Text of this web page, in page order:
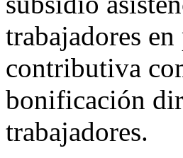
trabajadores
contributiva
bonificación
trabajadores.